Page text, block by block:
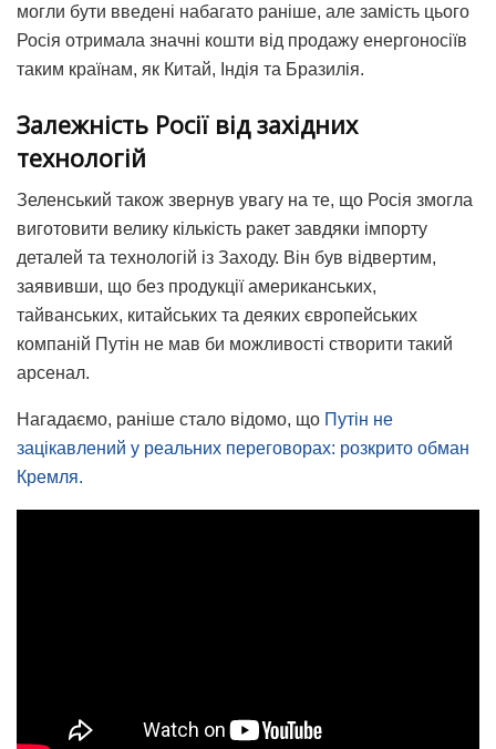
могли бути введені набагато раніше, але замість цього
Росія отримала значні кошти від продажу енергоносіїв
таким країнам, як Китай, Індія та Бразилія.
Залежність Росії від західних
технологій
Зеленський також звернув увагу на те, що Росія змогла
виготовити велику кількість ракет завдяки імпорту
деталей та технологій із Заходу. Він був відвертим,
заявивши, що без продукції американських,
тайванських, китайських та деяких європейських
компаній Путін не мав би можливості створити такий
арсенал.
Нагадаємо, раніше стало відомо, що Путін не
зацікавлений у реальних переговорах: розкрито обман
Кремля.